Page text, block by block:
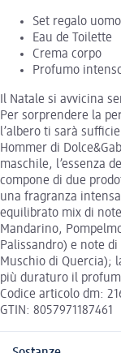
Set regalo uomo
Eau de Toilette
Crema corpo
Profumo
Il Natale si avvicina
Per sorprendere la
l’albero ti sarà
Hommer di
maschile, l’essenza
compone di due
una fragranza
equilibrato mix di
Mandarino,
Palissandro) e note
Muschio di Quercia);
più duraturo il
Codice articolo dm:
GTIN: 8057971187461